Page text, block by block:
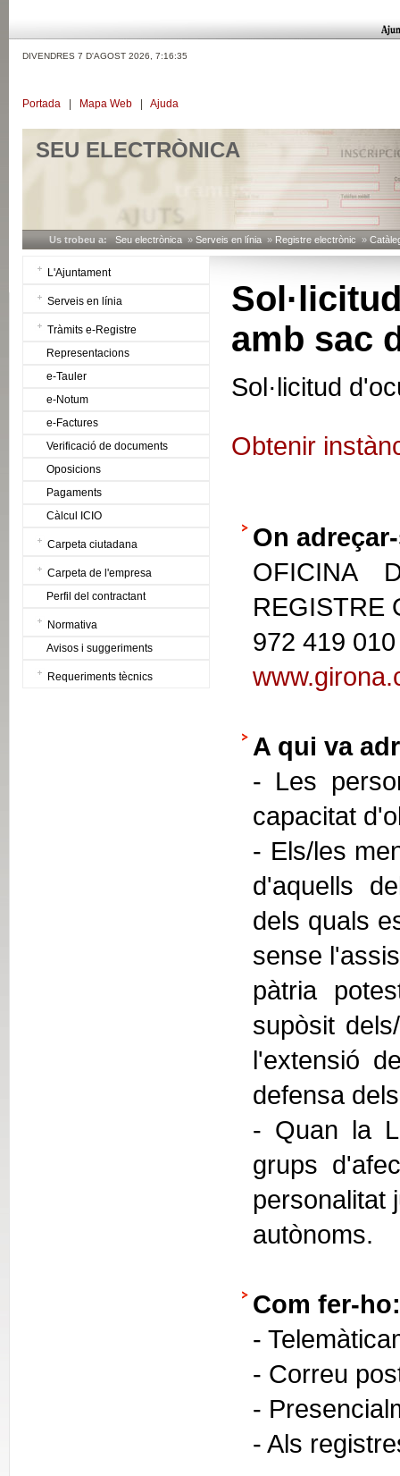
DIVENDRES 7 D'AGOST 2026, 7:16:36
Portada Mapa Web Ajuda
SEU ELECTRÒNICA
Us trobeu a: Seu electrònica » Serveis en línia » Registre electrònic »
L'Ajuntament
Serveis en línia
Tràmits e-Registre
Representacions
e-Tauler
e-Notum
e-Factures
Verificació de documents
Oposicions
Pagaments
Càlcul ICIO
Carpeta ciutadana
Carpeta de l'empresa
Perfil del contractant
Normativa
Avisos i suggeriments
Requeriments tècnics
amb sac
Sol·licitud
Obtenir
On
OFICINA
REGISTRE
972 419 010
A qui va
- Les
capacitat
- Els/les
d'aquells
dels quals
sense
pàtria
supòsit
l'extensió
defensa
- Quan la
grups
personalitat
autònoms.
Com fer-ho:
-
- Correu
-
- Als